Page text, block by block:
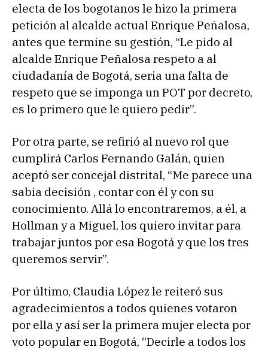
electa de los bogotanos le hizo la primera
petición al alcalde actual Enrique Peñalosa,
antes que termine su gestión, “Le pido al
alcalde Enrique Peñalosa respeto a al
ciudadanía de Bogotá, seria una falta de
respeto que se imponga un POT por decreto,
es lo primero que le quiero pedir”.
Por otra parte, se refirió al nuevo rol que
cumplirá Carlos Fernando Galán, quien
aceptó ser concejal distrital, “Me parece una
sabia decisión , contar con él y con su
conocimiento. Allá lo encontraremos, a él, a
Hollman y a Miguel, los quiero invitar para
trabajar juntos por esa Bogotá y que los tres
queremos servir”.
Por último, Claudia López le reiteró sus
agradecimientos a todos quienes votaron
por ella y así ser la primera mujer electa por
voto popular en Bogotá, “Decirle a todos los